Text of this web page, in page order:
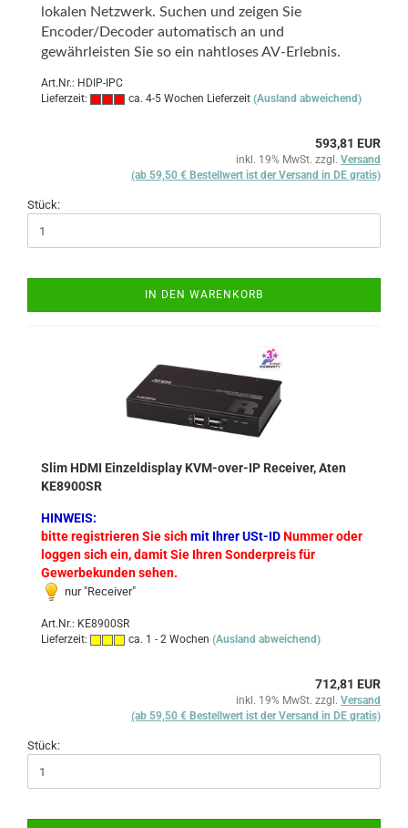
lokalen Netzwerk. Suchen und zeigen Sie
Encoder/Decoder automatisch an und
gewährleisten Sie so ein nahtloses AV-Erlebnis.
Art.Nr.: HDIP-IPC
Lieferzeit:
ca. 4-5 Wochen Lieferzeit (Ausland abweichend)
593,81 EUR
inkl. 19% MwSt. zzgl. Versand
(ab 59,50 € Bestellwert ist der Versand in DE gratis)
Stück:
IN DEN WARENKORB
Slim HDMI Einzeldisplay KVM-over-IP Receiver, Aten
KE8900SR
HINWEIS:
bitte registrieren Sie sichmit Ihrer USt-IDNummer oder
loggen sich ein, damit Sie Ihren Sonderpreis für
Gewerbekunden sehen.
nur "Receiver"
Art.Nr.: KE8900SR
Lieferzeit:
ca. 1 - 2 Wochen (Ausland abweichend)
712,81 EUR
inkl. 19% MwSt. zzgl. Versand
(ab 59,50 € Bestellwert ist der Versand in DE gratis)
Stück: